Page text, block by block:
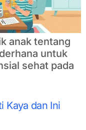
anak tentang
untuk
sehat pada
Kaya dan Ini